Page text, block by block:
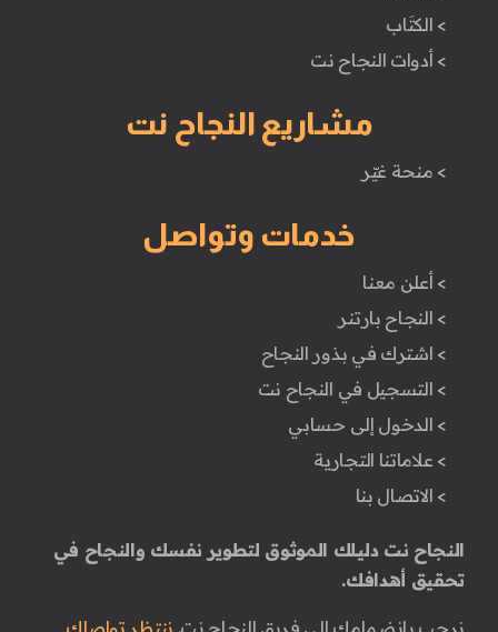
> الكتَاب
> أدوات النجاح نت
مشاريع النجاح نت
> منحة غيّر
خدمات وتواصل
> أعلن معنا
> النجاح بارتنر
> اشترك في بذور النجاح
> التسجيل في النجاح نت
> الدخول إلى حسابي
> علاماتنا التجارية
> الاتصال بنا
النجاح نت دليلك الموثوق لتطوير نفسك والنجاح في
تحقيق أهدافك.